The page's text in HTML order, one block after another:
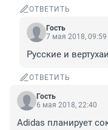
ОТВЕТИТЬ
Гость
7 мая 2018, 09:59
Русские и
ОТВЕТИТЬ
Гость
6 мая 2018, 22:40
Adidas планирует